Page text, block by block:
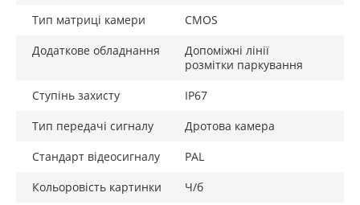
Тип матриці камери
CMOS
Додаткове обладнання
Допоміжні лінії
розмітки паркування
Ступінь захисту
IP67
Тип передачі сигналу
Дротова камера
Стандарт відеосигналу
PAL
Кольоровість картинки
Ч/б